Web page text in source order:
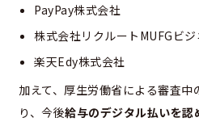
PayPay株式会社
株式会社リクルートMUFGビジ
楽天Edy株式会社
加えて、厚生労働省による審査
り、今後給与のデジタル払いを